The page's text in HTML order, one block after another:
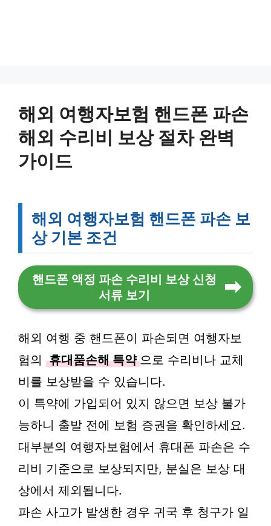
해외 여행자보험 핸드폰 파손
해외 수리비 보상 절차 완벽
가이드
해외 여행자보험 핸드폰 파손 보
상 기본 조건
핸드폰 액정 파손 수리비 보상 신청
서류 보기
해외 여행 중 핸드폰이 파손되면 여행자보
험의 휴대품손해 특약 으로 수리비나 교체
비를 보상받을 수 있습니다.
이 특약에 가입되어 있지 않으면 보상 불가
능하니 출발 전에 보험 증권을 확인하세요.
대부분의 여행자보험에서 휴대폰 파손은 수
리비 기준으로 보상되지만, 분실은 보상 대
상에서 제외됩니다.
파손 사고가 발생한 경우 귀국 후 청구가 일